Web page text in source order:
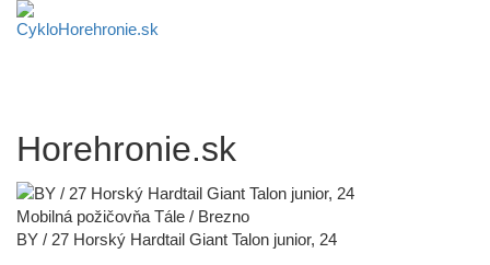
Horehronie.sk
Mobilná požičovňa Tále / Brezno
BY / 27 Horský Hardtail Giant Talon junior, 24